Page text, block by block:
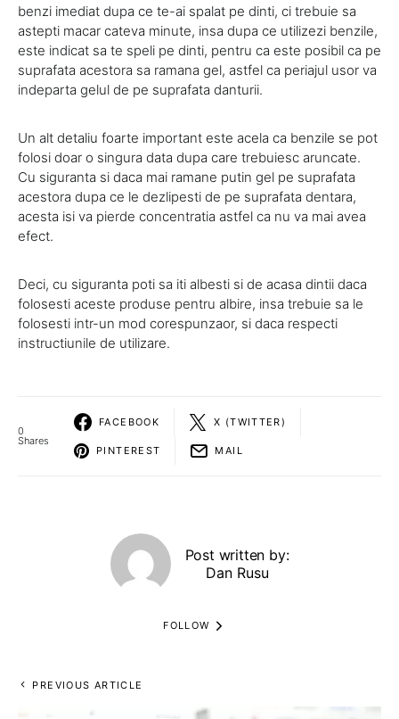
benzi imediat dupa ce te-ai spalat pe dinti, ci trebuie sa
astepti macar cateva minute, insa dupa ce utilizezi benzile,
este indicat sa te speli pe dinti, pentru ca este posibil ca pe
suprafata acestora sa ramana gel, astfel ca periajul usor va
indeparta gelul de pe suprafata danturii.
Un alt detaliu foarte important este acela ca benzile se pot
folosi doar o singura data dupa care trebuiesc aruncate.
Cu siguranta si daca mai ramane putin gel pe suprafata
acestora dupa ce le dezlipesti de pe suprafata dentara,
acesta isi va pierde concentratia astfel ca nu va mai avea
efect.
Deci, cu siguranta poti sa iti albesti si de acasa dintii daca
folosesti aceste produse pentru albire, insa trebuie sa le
folosesti intr-un mod corespunzaor, si daca respecti
instructiunile de utilizare.
0
Shares
FACEBOOK X (TWITTER)
PINTEREST MAIL
Post written by:
Dan Rusu
FOLLOW
PREVIOUS ARTICLE